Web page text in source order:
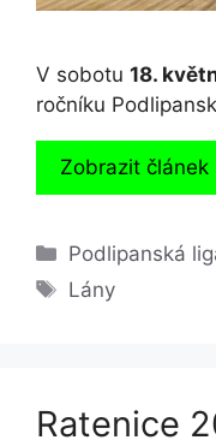
V sobotu 18.
ročníku
Zobrazit článek
Rubriky
Podlipanská
Štítky
Lány
Ratenice